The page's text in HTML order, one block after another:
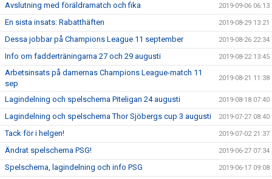
Avslutning med föräldramatch och fika 2019-09-06 06:13
En sista insats: Rabatthäften 2019-08-29 13:21
Dessa jobbar på Champions League 11 september 2019-08-26 22:34
Info om fadderträningarna 27 och 29 augusti 2019-08-22 13:45
Arbetsinsats på damernas Champions League-match 11
sep
2019-08-21 11:38
Lagindelning och spelschema Piteligan 24 augusti 2019-08-18 07:40
Lagindelning och spelschema Thor Sjöbergs cup 3 augusti 2019-07-27 08:40
Tack för i helgen! 2019-07-02 21:37
Ändrat spelschema PSG! 2019-06-27 07:34
Spelschema, lagindelning och info PSG 2019-06-17 09:08